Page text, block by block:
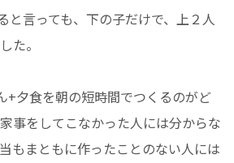
と言っても、下の子だけで、上２人
た。
+夕食を朝の短時間でつくるのがど
事をしてこなかった人には分からな
もまともに作ったことのない人には